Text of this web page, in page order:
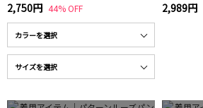
2,750円 44% OFF 2,989円